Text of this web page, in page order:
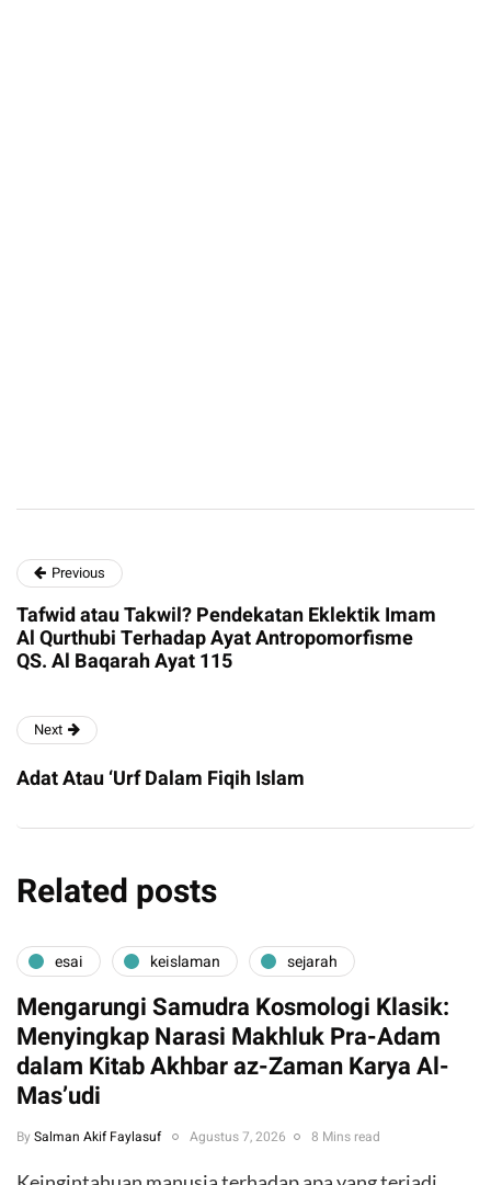
Previous
Tafwid atau Takwil? Pendekatan Eklektik Imam
Al Qurthubi Terhadap Ayat Antropomorfisme
QS. Al Baqarah Ayat 115
Next
Adat Atau ‘Urf Dalam Fiqih Islam
Related posts
esai keislaman sejarah
Mengarungi Samudra Kosmologi Klasik:
Menyingkap Narasi Makhluk Pra-Adam
dalam Kitab Akhbar az-Zaman Karya Al-
Mas’udi
By Salman Akif Faylasuf Agustus 7, 2026 8 Mins read